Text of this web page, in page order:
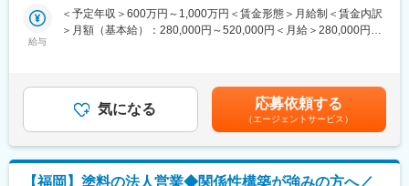
成長ドライバーと位置づけられるアグロ＆ライフソリューション
部門の主力工場である大分工場において、
やアイデアを提案して反映させることができる
・建設したプラントの完成後も、運転状況の確認や設備改造、不
具合対応など、長期的にプロジェクトに携わることで、電気エン
ジニアとしてのキャリアアップ
プラントの安全・安定稼働と品質向上に貢献することが私たちの
使命です。
ジション。将来的には部下を率いてエンジニアリング業務を推進
する。
プラント制御用コンピュータのシステム構成を決定し、手配しま
給与
＜予定年収＞600万円～1,000万円＜賃金形態＞月給制＜賃金内訳
＞月額（基本給）：280,000円～520,000円＜月給＞280,000円～
12月）賃金はあくまでも目安の金額であり、選考を通じて上下す
る可能性があります。月給(月額)は固定手当を含めた表記です。
気になる 応募依頼する
（エージェントサービス）
【福岡】塗料の法人営業◆関係性構築が強みの方へ／